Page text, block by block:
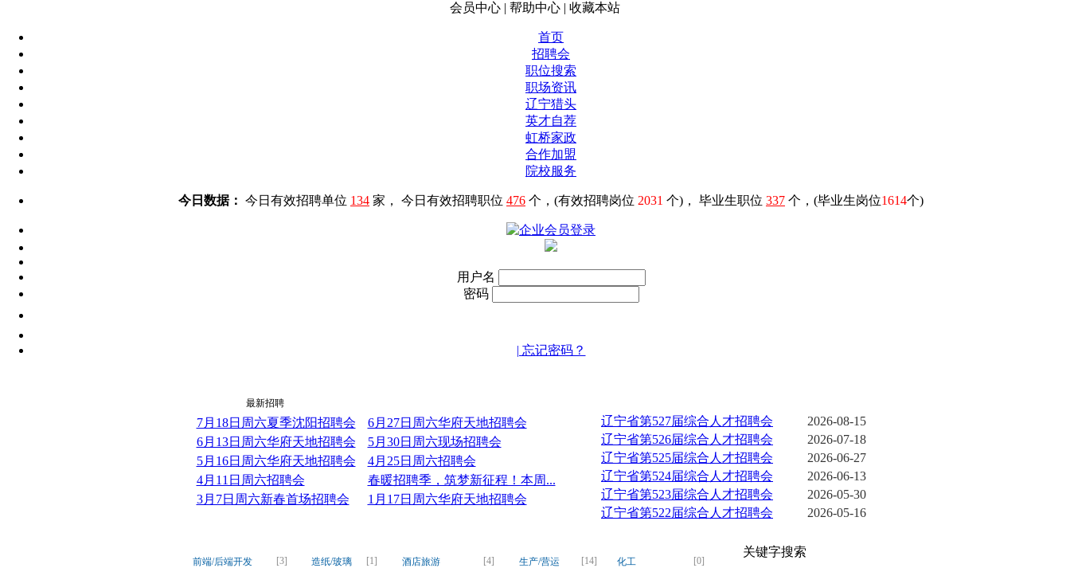
会员中心 | 帮助中心 | 收藏本站
首页
招聘会
职位搜索
职场资讯
辽宁猎头
英才自荐
虹桥家政
合作加盟
院校服务
今日数据： 今日有效招聘单位 134 家， 今日有效招聘职位 476 个，(有效招聘岗位 2031 个)， 毕业生职位 337 个，(毕业生岗位1614个)
用户名
密码
| 忘记密码？
最新招聘
7月18日周六夏季沈阳招聘会
6月27日周六华府天地招聘会
6月13日周六华府天地招聘会
5月30日周六现场招聘会
5月16日周六华府天地招聘会
4月25日周六招聘会
4月11日周六招聘会
春暖招聘季，筑梦新征程！本周...
3月7日周六新春首场招聘会
1月17日周六华府天地招聘会
辽宁省第527届综合人才招聘会
2026-08-15
辽宁省第526届综合人才招聘会
2026-07-18
辽宁省第525届综合人才招聘会
2026-06-27
辽宁省第524届综合人才招聘会
2026-06-13
辽宁省第523届综合人才招聘会
2026-05-30
辽宁省第522届综合人才招聘会
2026-05-16
前端/后端开发 [3] 造纸/玻璃 [1] 酒店旅游 [4] 生产/营运 [14] 化工
[0]
关键字搜索